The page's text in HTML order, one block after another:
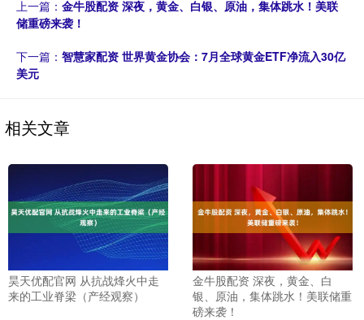
上一篇： 金牛股配资 深夜，黄金、白银、原油，集体跳水！美联
储重磅来袭！
下一篇： 智慧家配资 世界黄金协会：7月全球黄金ETF净流入30亿
美元
相关文章
昊天优配官网 从抗战烽火中走
来的工业脊梁（产经观察）
金牛股配资 深夜，黄金、白
银、原油，集体跳水！美联储重
磅来袭！